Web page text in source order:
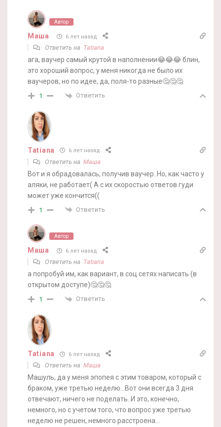
Автор
Маша 6 лет назад
Ответить на Tatiana
ага, ваучер самый крутой в наполнении😂😂😂 блин,
это хороший вопрос, у меня никогда не было их
ваучеров, но по идее, да, поля-то разные🤔🤔🤔
1 Ответить
Tatiana 6 лет назад
Ответить на Маша
Вот и я обрадовалась, получив ваучер..Но, как часто у
аляки, не работает( А с их скоростью ответов гуди
может уже кончится((
1 Ответить
Автор
Маша 6 лет назад
Ответить на Tatiana
а попробуй им, как вариант, в соц сетях написать (в
открытом доступе)🤔🤔🤔
1 Ответить
Tatiana 6 лет назад
Ответить на Маша
Машуль, да у меня эпопея с этим товаром, который с
браком, уже третью неделю…Вот они всегда 3 дня
отвечают, ничего не поделать..И это, конечно,
немного, но с учетом того, что вопрос уже третью
неделю не решен, немного расстроена…